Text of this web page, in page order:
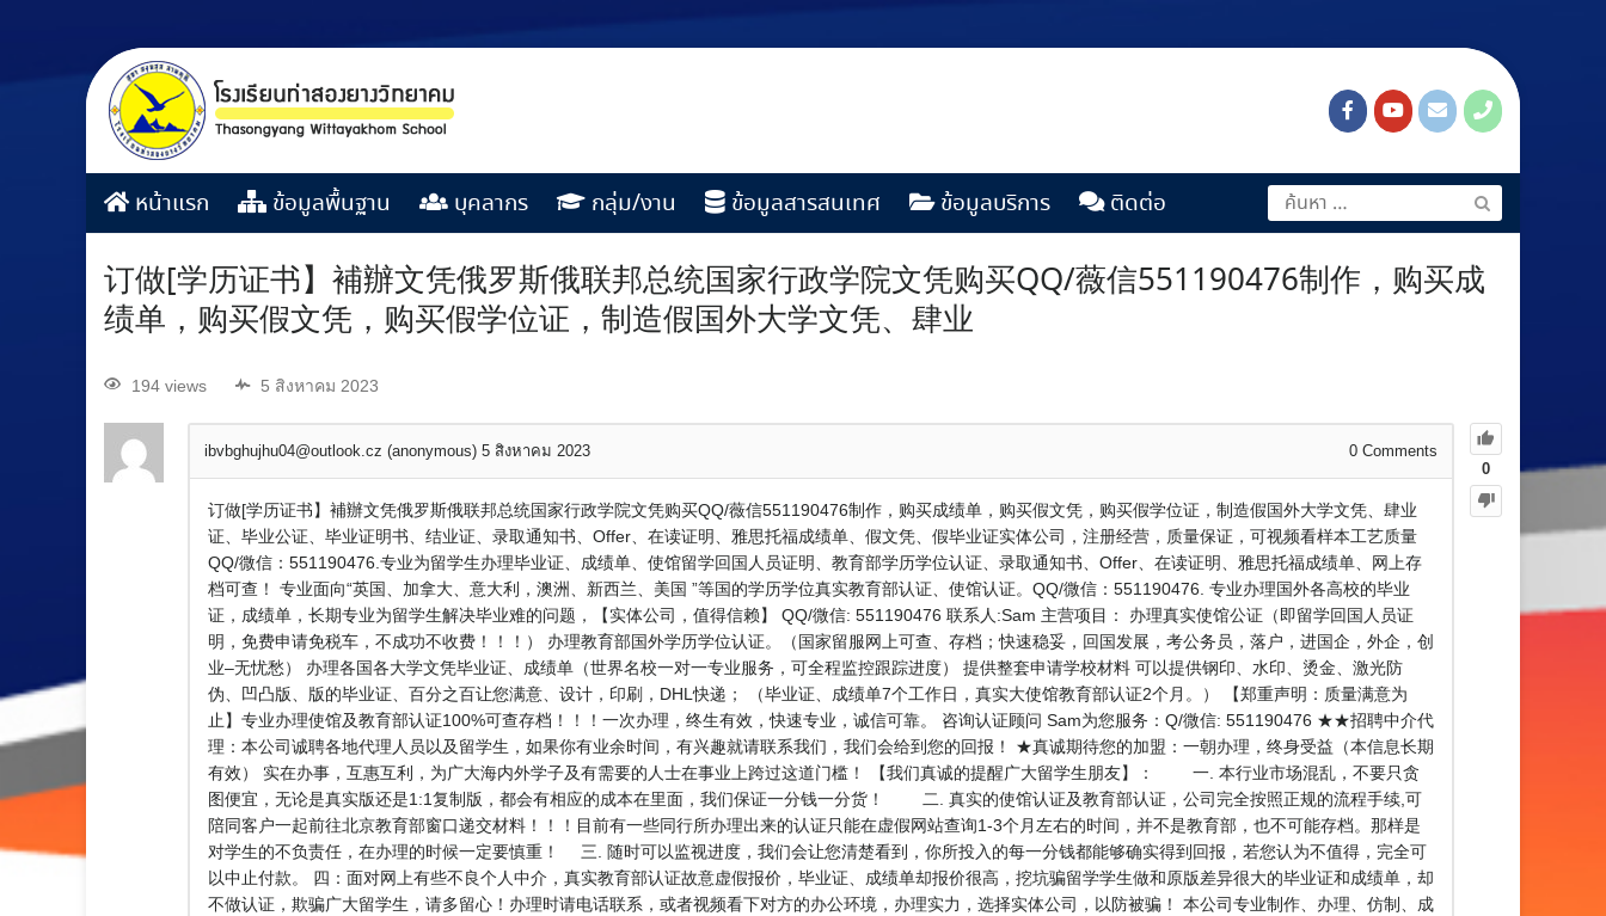
หน้าแรก ข้อมูลพื้นฐาน บุคลากร กลุ่ม/งาน ข้อมูลสารสนเทศ ข้อมูลบริการ ติดต่อ
订做[学历证书】補辦文凭俄罗斯俄联邦总统国家行政学院文凭购买QQ/薇信551190476制作，购买成
绩单，购买假文凭，购买假学位证，制造假国外大学文凭、肆业
194 views 5 สิงหาคม 2023
0
ibvbghujhu04@outlook.cz (anonymous) 5 สิงหาคม 2023 0 Comments
订做[学历证书】補辦文凭俄罗斯俄联邦总统国家行政学院文凭购买QQ/薇信551190476制作，购买成绩单，购买假文凭，购买假学位证，制造假国外大学文凭、肆业
证、毕业公证、毕业证明书、结业证、录取通知书、Offer、在读证明、雅思托福成绩单、假文凭、假毕业证实体公司，注册经营，质量保证，可视频看样本工艺质量
QQ/微信：551190476.专业为留学生办理毕业证、成绩单、使馆留学回国人员证明、教育部学历学位认证、录取通知书、Offer、在读证明、雅思托福成绩单、网上存
档可查！ 专业面向“英国、加拿大、意大利，澳洲、新西兰、美国 ”等国的学历学位真实教育部认证、使馆认证。QQ/微信：551190476. 专业办理国外各高校的毕业
证，成绩单，长期专业为留学生解决毕业难的问题，【实体公司，值得信赖】 QQ/微信: 551190476 联系人:Sam 主营项目： 办理真实使馆公证（即留学回国人员证
明，免费申请免税车，不成功不收费！！！） 办理教育部国外学历学位认证。（国家留服网上可查、存档；快速稳妥，回国发展，考公务员，落户，进国企，外企，创
业–无忧愁） 办理各国各大学文凭毕业证、成绩单（世界名校一对一专业服务，可全程监控跟踪进度） 提供整套申请学校材料 可以提供钢印、水印、烫金、激光防
伪、凹凸版、版的毕业证、百分之百让您满意、设计，印刷，DHL快递； （毕业证、成绩单7个工作日，真实大使馆教育部认证2个月。） 【郑重声明：质量满意为
止】专业办理使馆及教育部认证100%可查存档！！！一次办理，终生有效，快速专业，诚信可靠。 咨询认证顾问 Sam为您服务：Q/微信: 551190476 ★★招聘中介代
理：本公司诚聘各地代理人员以及留学生，如果你有业余时间，有兴趣就请联系我们，我们会给到您的回报！ ★真诚期待您的加盟：一朝办理，终身受益（本信息长期
有效） 实在办事，互惠互利，为广大海内外学子及有需要的人士在事业上跨过这道门槛！ 【我们真诚的提醒广大留学生朋友】： 一. 本行业市场混乱，不要只贪
图便宜，无论是真实版还是1:1复制版，都会有相应的成本在里面，我们保证一分钱一分货！ 二. 真实的使馆认证及教育部认证，公司完全按照正规的流程手续,可
陪同客户一起前往北京教育部窗口递交材料！！！目前有一些同行所办理出来的认证只能在虚假网站查询1-3个月左右的时间，并不是教育部，也不可能存档。那样是
对学生的不负责任，在办理的时候一定要慎重！ 三. 随时可以监视进度，我们会让您清楚看到，你所投入的每一分钱都能够确实得到回报，若您认为不值得，完全可
以中止付款。 四：面对网上有些不良个人中介，真实教育部认证故意虚假报价，毕业证、成绩单却报价很高，挖坑骗留学学生做和原版差异很大的毕业证和成绩单，却
不做认证，欺骗广大留学生，请多留心！办理时请电话联系，或者视频看下对方的办公环境，办理实力，选择实体公司，以防被骗！ 本公司专业制作、办理、仿制、成